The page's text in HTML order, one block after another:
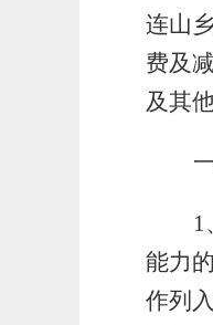
连山
费及
及其
1
能力
作列